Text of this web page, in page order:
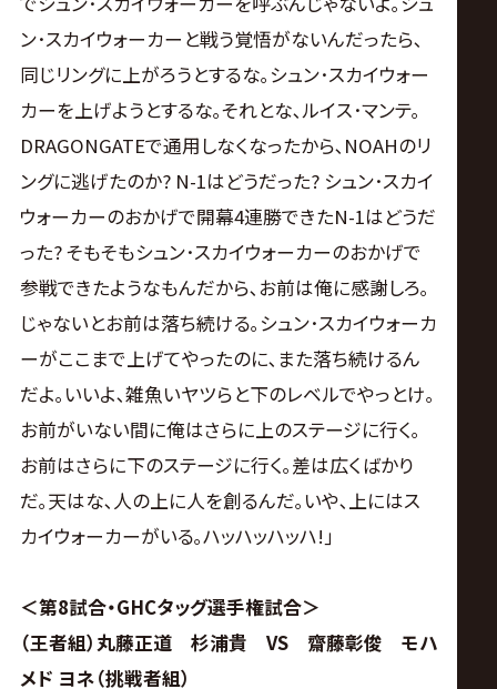
ン･スカイウォーカーと戦う覚悟がないんだったら､
同じリングに上がろうとするな｡シュン･スカイウォー
カーを上げようとするな｡それとな､ルイス･マンテ｡
DRAGONGATEで通用しなくなったから､NOAHのリ
ングに逃げたのか? N-1はどうだった? シュン･スカイ
ウォーカーのおかげで開幕4連勝できたN-1はどうだ
った? そもそもシュン･スカイウォーカーのおかげで
参戦できたようなもんだから､お前は俺に感謝しろ｡
じゃないとお前は落ち続ける｡シュン･スカイウォーカ
ーがここまで上げてやったのに､また落ち続けるん
だよ｡いいよ､雑魚いヤツらと下のレベルでやっとけ｡
お前がいない間に俺はさらに上のステージに行く｡
お前はさらに下のステージに行く｡差は広くばかり
だ｡天はな､人の上に人を創るんだ｡いや､上にはス
カイウォーカーがいる｡ハッハッハッハ!｣
＜第8試合・GHCタッグ選手権試合＞
（王者組）丸藤正道 杉浦貴 VS 齋藤彰俊 モハ
メド ヨネ（挑戦者組）